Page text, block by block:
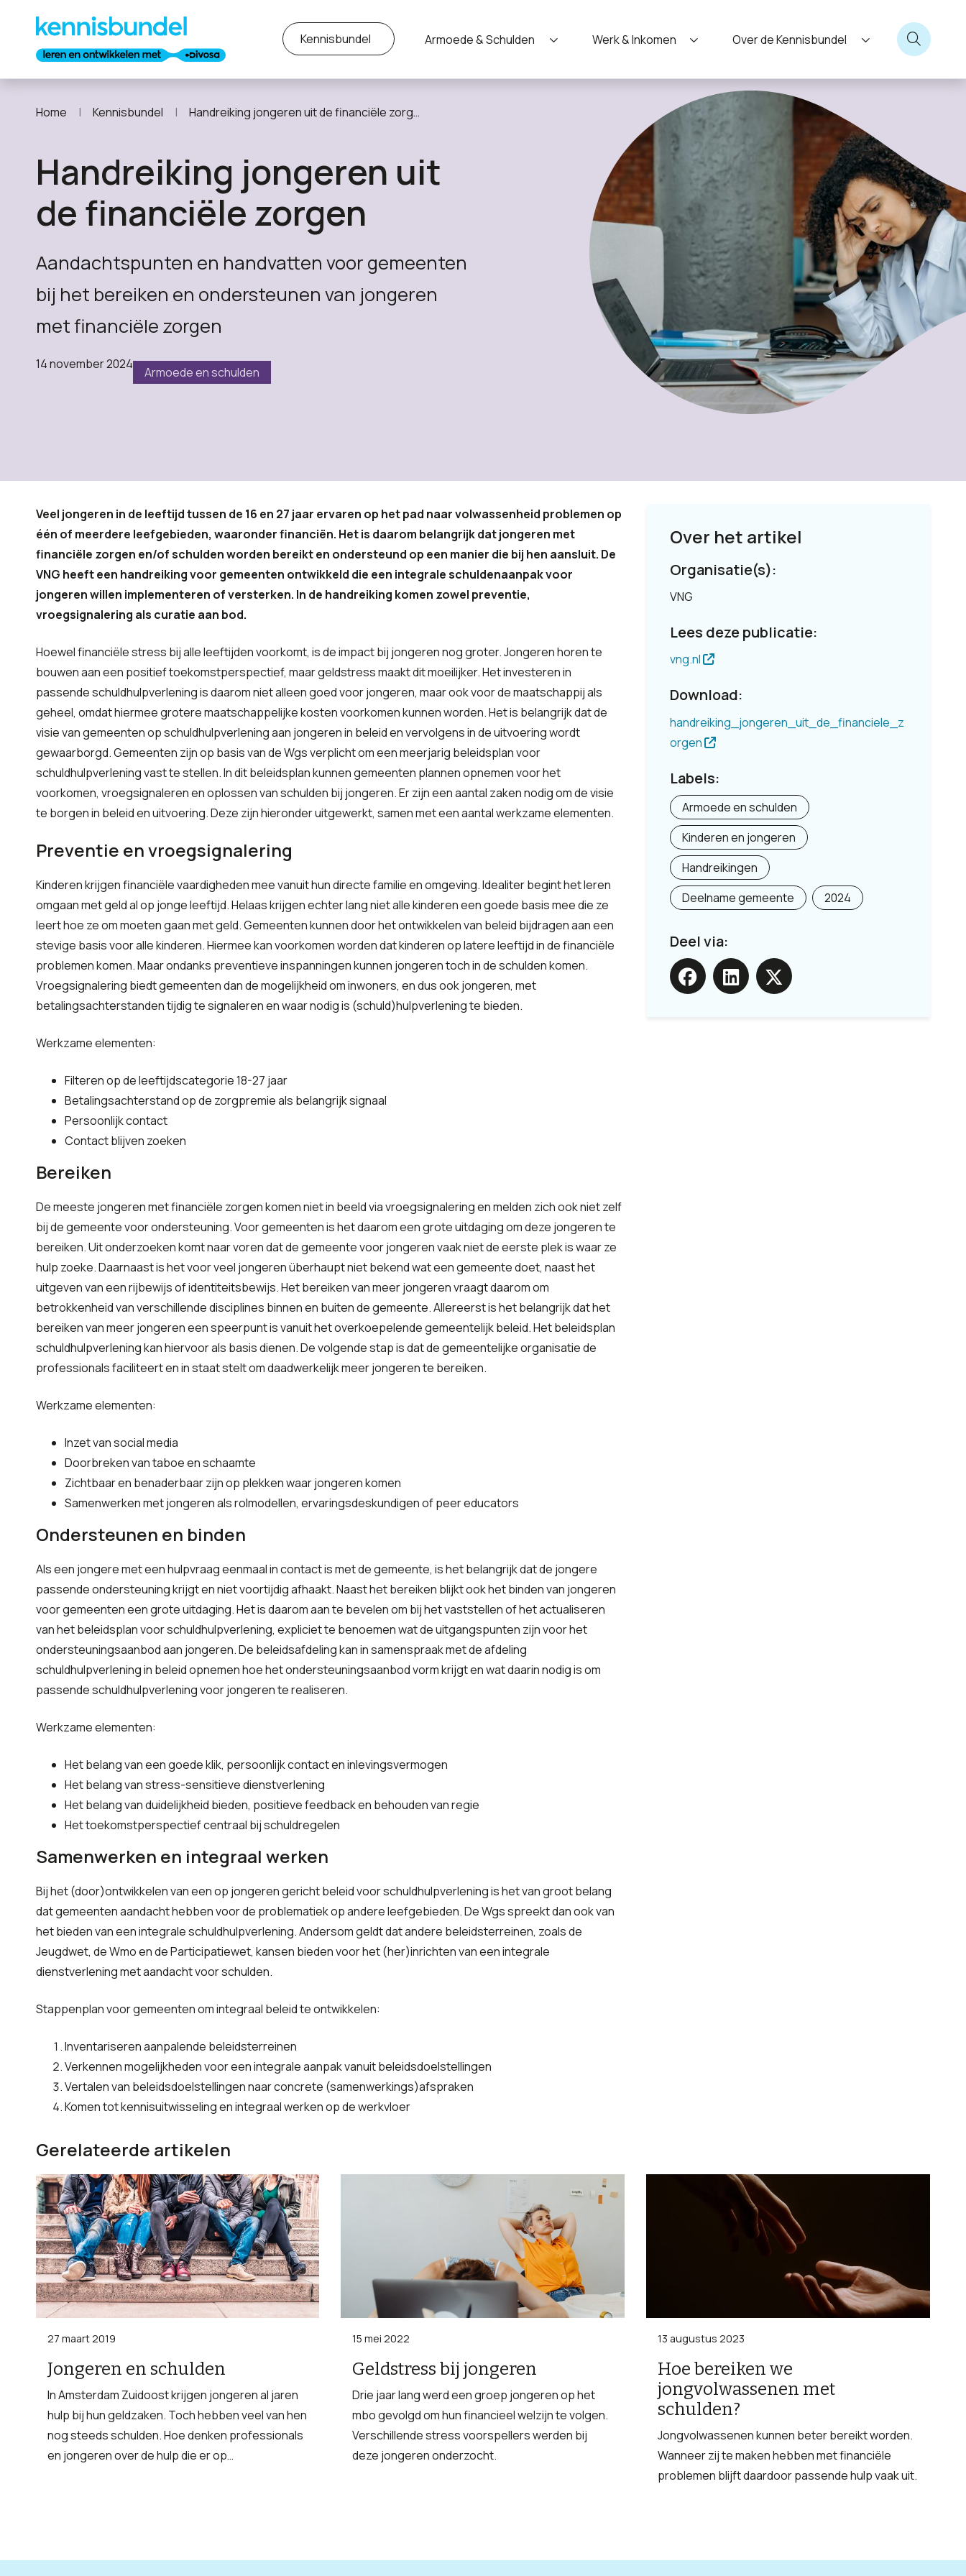
Kennisbundel Armoede & Schulden Werk & Inkomen Over de Kennisbundel
Home Kennisbundel Handreiking jongeren uit de financiële zorgen
Handreiking jongeren uit
de financiële zorgen
Aandachtspunten en handvatten voor gemeenten
bij het bereiken en ondersteunen van jongeren
met financiële zorgen
14 november 2024
Armoede en schulden
Veel jongeren in de leeftijd tussen de 16 en 27 jaar ervaren op het pad naar volwassenheid problemen op
één of meerdere leefgebieden, waaronder financiën. Het is daarom belangrijk dat jongeren met
financiële zorgen en/of schulden worden bereikt en ondersteund op een manier die bij hen aansluit. De
VNG heeft een handreiking voor gemeenten ontwikkeld die een integrale schuldenaanpak voor
jongeren willen implementeren of versterken. In de handreiking komen zowel preventie,
vroegsignalering als curatie aan bod.
Hoewel financiële stress bij alle leeftijden voorkomt, is de impact bij jongeren nog groter. Jongeren horen te
bouwen aan een positief toekomstperspectief, maar geldstress maakt dit moeilijker. Het investeren in
passende schuldhulpverlening is daarom niet alleen goed voor jongeren, maar ook voor de maatschappij als
geheel, omdat hiermee grotere maatschappelijke kosten voorkomen kunnen worden. Het is belangrijk dat de
visie van gemeenten op schuldhulpverlening aan jongeren in beleid en vervolgens in de uitvoering wordt
gewaarborgd. Gemeenten zijn op basis van de Wgs verplicht om een meerjarig beleidsplan voor
schuldhulpverlening vast te stellen. In dit beleidsplan kunnen gemeenten plannen opnemen voor het
voorkomen, vroegsignaleren en oplossen van schulden bij jongeren. Er zijn een aantal zaken nodig om de visie
te borgen in beleid en uitvoering. Deze zijn hieronder uitgewerkt, samen met een aantal werkzame elementen.
Preventie en vroegsignalering
Kinderen krijgen financiële vaardigheden mee vanuit hun directe familie en omgeving. Idealiter begint het leren
omgaan met geld al op jonge leeftijd. Helaas krijgen echter lang niet alle kinderen een goede basis mee die ze
leert hoe ze om moeten gaan met geld. Gemeenten kunnen door het ontwikkelen van beleid bijdragen aan een
stevige basis voor alle kinderen. Hiermee kan voorkomen worden dat kinderen op latere leeftijd in de financiële
problemen komen. Maar ondanks preventieve inspanningen kunnen jongeren toch in de schulden komen.
Vroegsignalering biedt gemeenten dan de mogelijkheid om inwoners, en dus ook jongeren, met
betalingsachterstanden tijdig te signaleren en waar nodig is (schuld)hulpverlening te bieden.
Werkzame elementen:
Filteren op de leeftijdscategorie 18-27 jaar
Betalingsachterstand op de zorgpremie als belangrijk signaal
Persoonlijk contact
Contact blijven zoeken
Bereiken
De meeste jongeren met financiële zorgen komen niet in beeld via vroegsignalering en melden zich ook niet zelf
bij de gemeente voor ondersteuning. Voor gemeenten is het daarom een grote uitdaging om deze jongeren te
bereiken. Uit onderzoeken komt naar voren dat de gemeente voor jongeren vaak niet de eerste plek is waar ze
hulp zoeke. Daarnaast is het voor veel jongeren überhaupt niet bekend wat een gemeente doet, naast het
uitgeven van een rijbewijs of identiteitsbewijs. Het bereiken van meer jongeren vraagt daarom om
betrokkenheid van verschillende disciplines binnen en buiten de gemeente. Allereerst is het belangrijk dat het
bereiken van meer jongeren een speerpunt is vanuit het overkoepelende gemeentelijk beleid. Het beleidsplan
schuldhulpverlening kan hiervoor als basis dienen. De volgende stap is dat de gemeentelijke organisatie de
professionals faciliteert en in staat stelt om daadwerkelijk meer jongeren te bereiken.
Werkzame elementen:
Inzet van social media
Doorbreken van taboe en schaamte
Zichtbaar en benaderbaar zijn op plekken waar jongeren komen
Samenwerken met jongeren als rolmodellen, ervaringsdeskundigen of peer educators
Ondersteunen en binden
Als een jongere met een hulpvraag eenmaal in contact is met de gemeente, is het belangrijk dat de jongere
passende ondersteuning krijgt en niet voortijdig afhaakt. Naast het bereiken blijkt ook het binden van jongeren
voor gemeenten een grote uitdaging. Het is daarom aan te bevelen om bij het vaststellen of het actualiseren
van het beleidsplan voor schuldhulpverlening, expliciet te benoemen wat de uitgangspunten zijn voor het
ondersteuningsaanbod aan jongeren. De beleidsafdeling kan in samenspraak met de afdeling
schuldhulpverlening in beleid opnemen hoe het ondersteuningsaanbod vorm krijgt en wat daarin nodig is om
passende schuldhulpverlening voor jongeren te realiseren.
Werkzame elementen:
Het belang van een goede klik, persoonlijk contact en inlevingsvermogen
Het belang van stress-sensitieve dienstverlening
Het belang van duidelijkheid bieden, positieve feedback en behouden van regie
Het toekomstperspectief centraal bij schuldregelen
Samenwerken en integraal werken
Bij het (door)ontwikkelen van een op jongeren gericht beleid voor schuldhulpverlening is het van groot belang
dat gemeenten aandacht hebben voor de problematiek op andere leefgebieden. De Wgs spreekt dan ook van
het bieden van een integrale schuldhulpverlening. Andersom geldt dat andere beleidsterreinen, zoals de
Jeugdwet, de Wmo en de Participatiewet, kansen bieden voor het (her)inrichten van een integrale
dienstverlening met aandacht voor schulden.
Stappenplan voor gemeenten om integraal beleid te ontwikkelen:
Inventariseren aanpalende beleidsterreinen
Verkennen mogelijkheden voor een integrale aanpak vanuit beleidsdoelstellingen
Vertalen van beleidsdoelstellingen naar concrete (samenwerkings)afspraken
Komen tot kennisuitwisseling en integraal werken op de werkvloer
Over het artikel
Organisatie(s):
VNG
Lees deze publicatie:
vng.nl
Download:
handreiking_jongeren_uit_de_financiele_z
orgen
Labels:
Armoede en schulden
Kinderen en jongeren
Handreikingen
Deelname gemeente
2024
Deel via:
Gerelateerde artikelen
Jongeren en schulden
27 maart 2019
In Amsterdam Zuidoost krijgen jongeren al jaren
hulp bij hun geldzaken. Toch hebben veel van hen
nog steeds schulden. Hoe denken professionals
en jongeren over de hulp die er op…
Geldstress bij jongeren
15 mei 2022
Drie jaar lang werd een groep jongeren op het
mbo gevolgd om hun financieel welzijn te volgen.
Verschillende stress voorspellers werden bij
deze jongeren onderzocht.
Hoe bereiken we
jongvolwassenen met
schulden?
13 augustus 2023
Jongvolwassenen kunnen beter bereikt worden.
Wanneer zij te maken hebben met financiële
problemen blijft daardoor passende hulp vaak uit.